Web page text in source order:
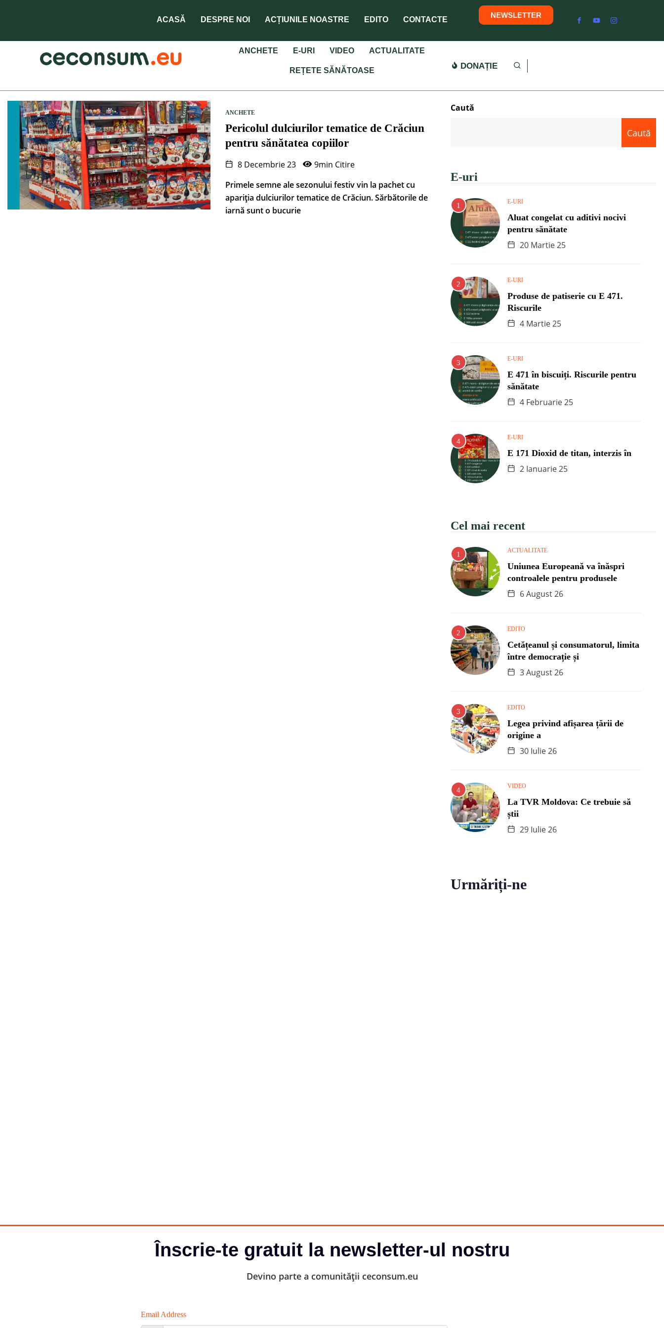
ACASĂ DESPRE NOI ACȚIUNILE NOASTRE EDITO CONTACTE
NEWSLETTER
ANCHETE E-URI VIDEO ACTUALITATE
REȚETE SĂNĂTOASE DONAȚIE
ANCHETE
Pericolul dulciurilor tematice de Crăciun
pentru sănătatea copiilor
8 Decembrie 23
9min Citire
Primele semne ale sezonului festiv vin la pachet cu
apariția dulciurilor tematice de Crăciun. Sărbătorile de
iarnă sunt o bucurie
Caută
Caută
E-uri
E-URI
Aluat congelat cu aditivi nocivi
pentru sănătate
20 Martie 25
E-URI
Produse de patiserie cu E 471.
Riscurile
4 Martie 25
E-URI
E 471 în biscuiți. Riscurile pentru
sănătate
4 Februarie 25
E-URI
E 171 Dioxid de titan, interzis în
2 Ianuarie 25
Cel mai recent
ACTUALITATE
Uniunea Europeană va înăspri
controalele pentru produsele
6 August 26
EDITO
Cetățeanul și consumatorul, limita
între democrație și
3 August 26
EDITO
Legea privind afișarea țării de
origine a
30 Iulie 26
VIDEO
La TVR Moldova: Ce trebuie să
știi
29 Iulie 26
Urmăriți-ne
Înscrie-te gratuit la newsletter-ul nostru
Devino parte a comunității ceconsum.eu
Email Address